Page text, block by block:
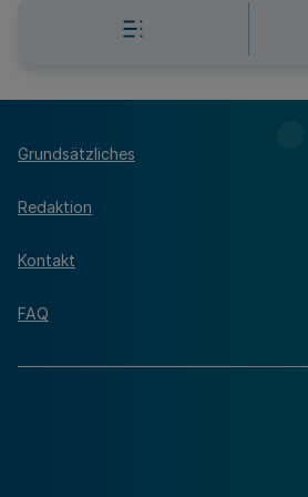
Grundsätzliches
Redaktion
Kontakt
FAQ